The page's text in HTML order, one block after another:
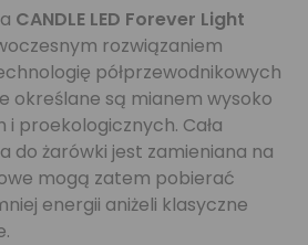
CANDLE LED Forever Light
rozwiązaniem
półprzewodnikowych
określane są mianem wysoko
proekologicznych. Cała
do żarówki jest zamieniana na
mogą zatem pobierać
energii aniżeli klasyczne